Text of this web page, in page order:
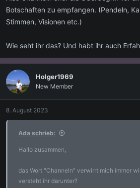
Botschaften zu empfangen. (Pendeln,
Stimmen, Visionen etc.)
Wie seht ihr das? Und habt ihr auch
Holger1969
New Member
8. August 2023
Ada schrieb:
Hallo zusammen,
das Wort "Channeln" verwirrt mich immer
versteht ihr darunter?